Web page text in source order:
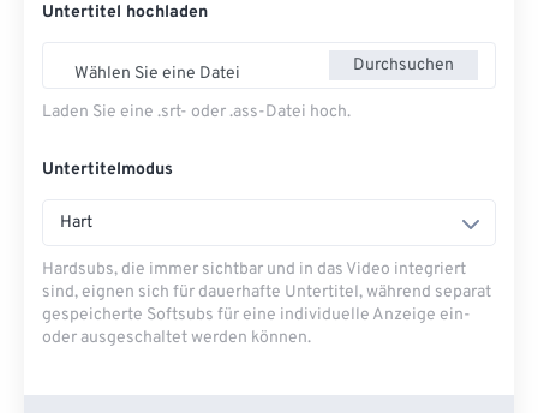
Untertitel hochladen
Wählen Sie eine Datei Durchsuchen
Laden Sie eine .srt- oder .ass-Datei hoch.
Untertitelmodus
Hart
Hardsubs, die immer sichtbar und in das Video integriert
sind, eignen sich für dauerhafte Untertitel, während separat
gespeicherte Softsubs für eine individuelle Anzeige ein-
oder ausgeschaltet werden können.